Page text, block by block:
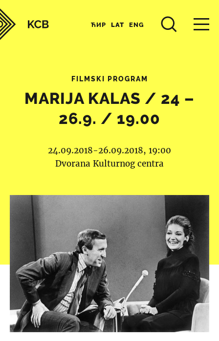
ЋИР LAT ENG
FILMSKI PROGRAM
MARIJA KALAS / 24 –
26.9. / 19.00
24.09.2018-26.09.2018, 19:00
Dvorana Kulturnog centra